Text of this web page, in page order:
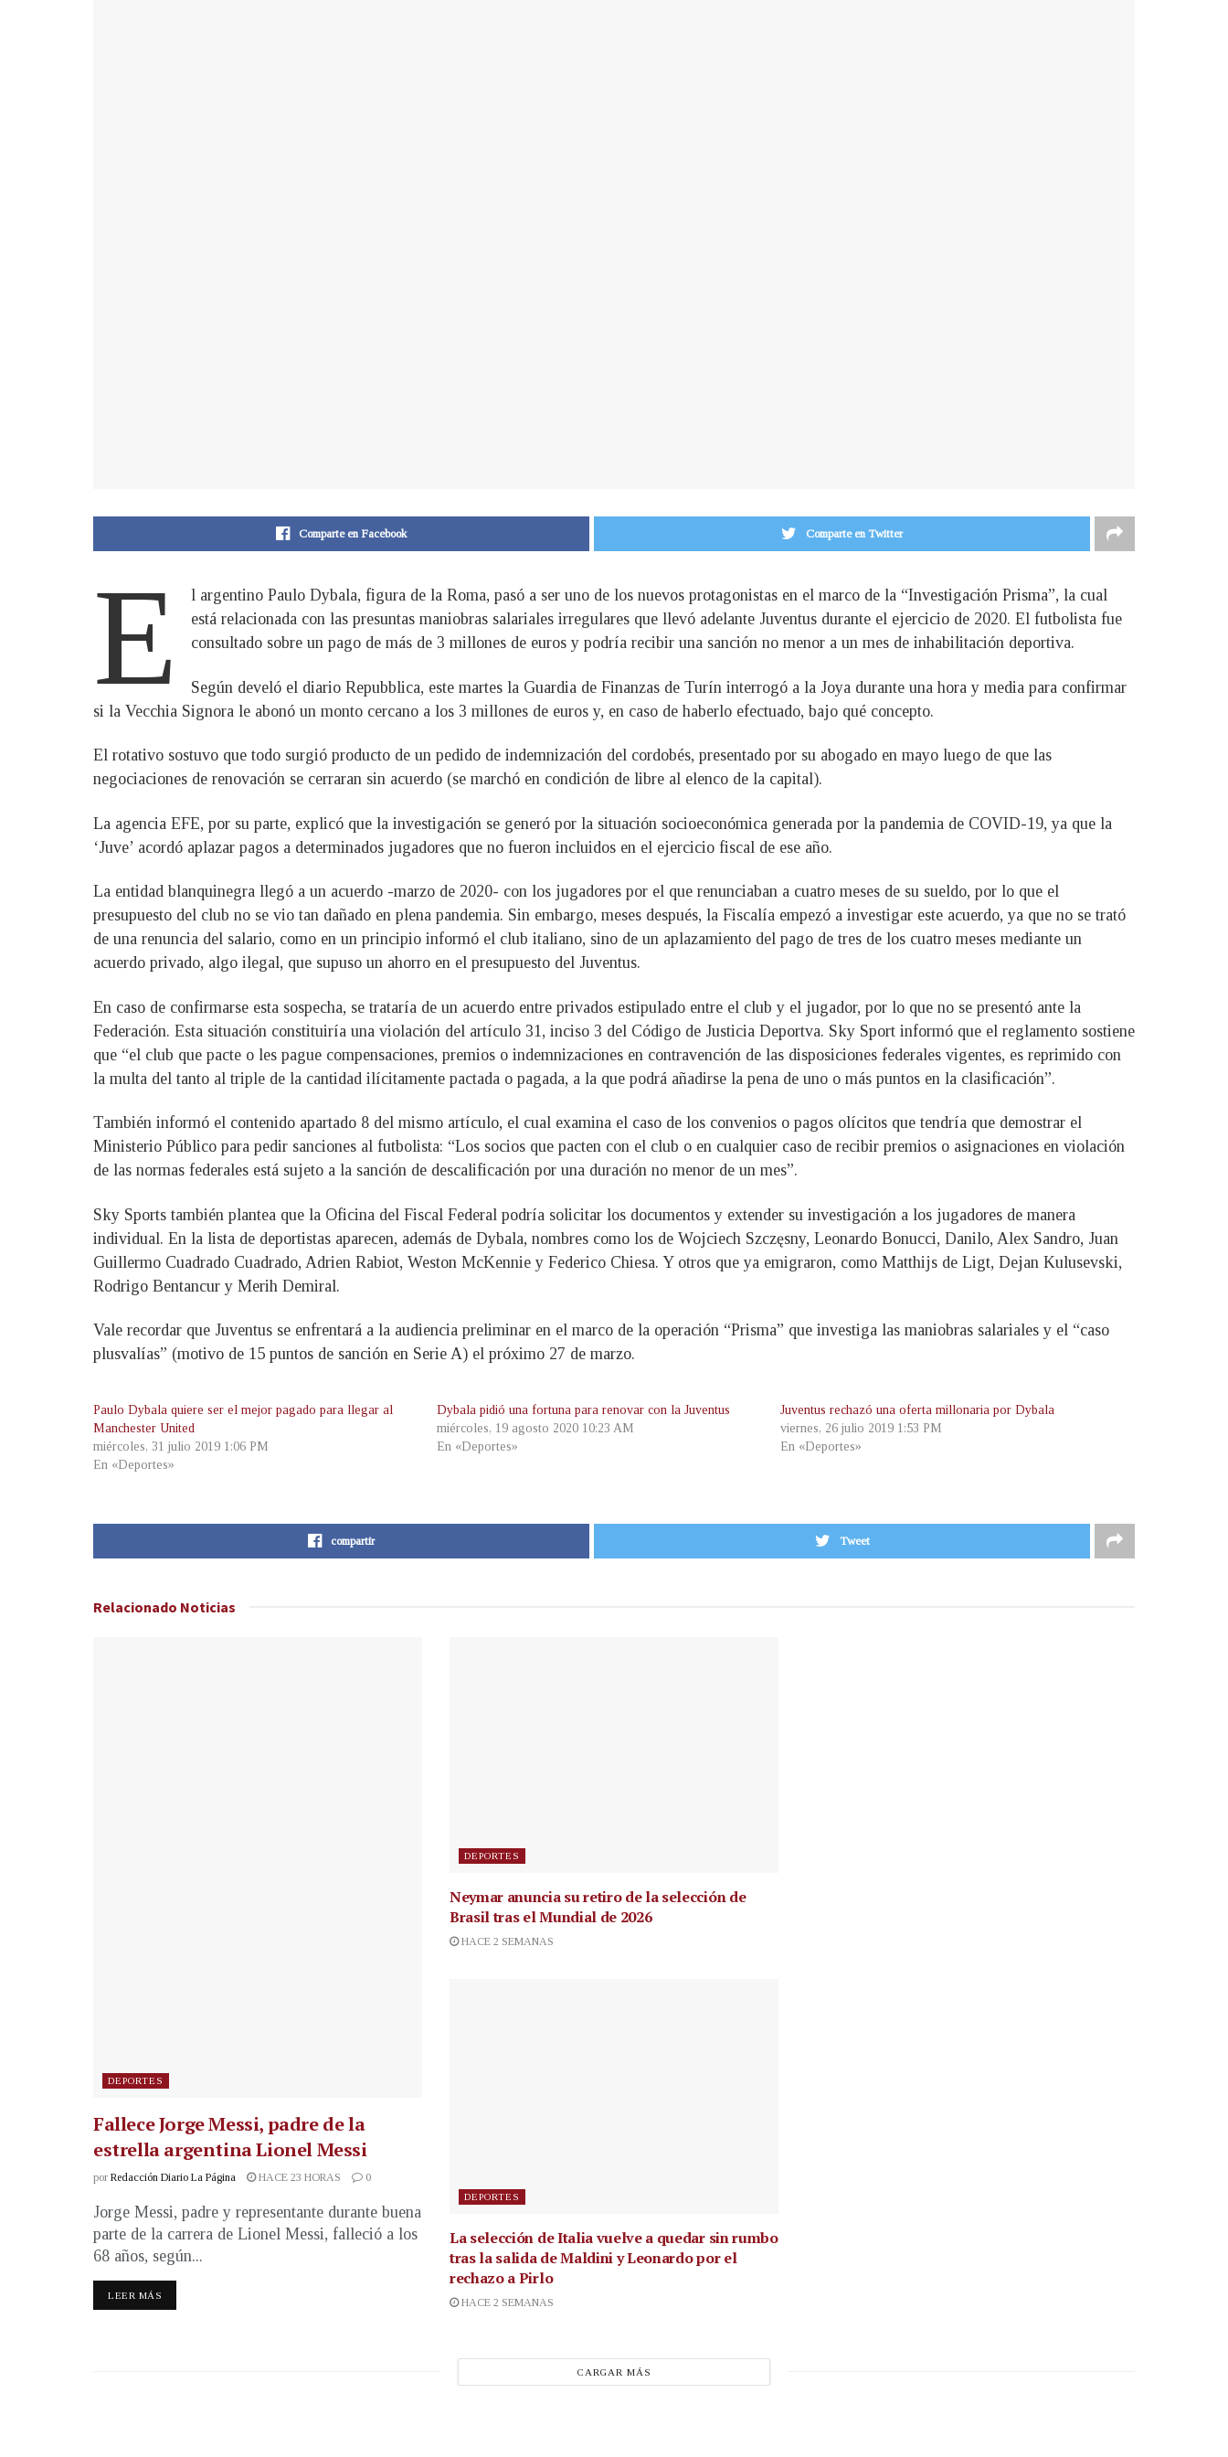
Comparte en Facebook Comparte en Twitter
E
l argentino Paulo Dybala, figura de la Roma, pasó a ser uno de los nuevos protagonistas en el marco de la “Investigación Prisma”, la cual
está relacionada con las presuntas maniobras salariales irregulares que llevó adelante Juventus durante el ejercicio de 2020. El futbolista fue
consultado sobre un pago de más de 3 millones de euros y podría recibir una sanción no menor a un mes de inhabilitación deportiva.
Según develó el diario Repubblica, este martes la Guardia de Finanzas de Turín interrogó a la Joya durante una hora y media para confirmar
si la Vecchia Signora le abonó un monto cercano a los 3 millones de euros y, en caso de haberlo efectuado, bajo qué concepto.
El rotativo sostuvo que todo surgió producto de un pedido de indemnización del cordobés, presentado por su abogado en mayo luego de que las
negociaciones de renovación se cerraran sin acuerdo (se marchó en condición de libre al elenco de la capital).
La agencia EFE, por su parte, explicó que la investigación se generó por la situación socioeconómica generada por la pandemia de COVID-19, ya que la
‘Juve’ acordó aplazar pagos a determinados jugadores que no fueron incluidos en el ejercicio fiscal de ese año.
La entidad blanquinegra llegó a un acuerdo -marzo de 2020- con los jugadores por el que renunciaban a cuatro meses de su sueldo, por lo que el
presupuesto del club no se vio tan dañado en plena pandemia. Sin embargo, meses después, la Fiscalía empezó a investigar este acuerdo, ya que no se trató
de una renuncia del salario, como en un principio informó el club italiano, sino de un aplazamiento del pago de tres de los cuatro meses mediante un
acuerdo privado, algo ilegal, que supuso un ahorro en el presupuesto del Juventus.
En caso de confirmarse esta sospecha, se trataría de un acuerdo entre privados estipulado entre el club y el jugador, por lo que no se presentó ante la
Federación. Esta situación constituiría una violación del artículo 31, inciso 3 del Código de Justicia Deportva. Sky Sport informó que el reglamento sostiene
que “el club que pacte o les pague compensaciones, premios o indemnizaciones en contravención de las disposiciones federales vigentes, es reprimido con
la multa del tanto al triple de la cantidad ilícitamente pactada o pagada, a la que podrá añadirse la pena de uno o más puntos en la clasificación”.
También informó el contenido apartado 8 del mismo artículo, el cual examina el caso de los convenios o pagos olícitos que tendría que demostrar el
Ministerio Público para pedir sanciones al futbolista: “Los socios que pacten con el club o en cualquier caso de recibir premios o asignaciones en violación
de las normas federales está sujeto a la sanción de descalificación por una duración no menor de un mes”.
Sky Sports también plantea que la Oficina del Fiscal Federal podría solicitar los documentos y extender su investigación a los jugadores de manera
individual. En la lista de deportistas aparecen, además de Dybala, nombres como los de Wojciech Szczęsny, Leonardo Bonucci, Danilo, Alex Sandro, Juan
Guillermo Cuadrado Cuadrado, Adrien Rabiot, Weston McKennie y Federico Chiesa. Y otros que ya emigraron, como Matthijs de Ligt, Dejan Kulusevski,
Rodrigo Bentancur y Merih Demiral.
Vale recordar que Juventus se enfrentará a la audiencia preliminar en el marco de la operación “Prisma” que investiga las maniobras salariales y el “caso
plusvalías” (motivo de 15 puntos de sanción en Serie A) el próximo 27 de marzo.
Paulo Dybala quiere ser el mejor pagado para llegar al
Manchester United
miércoles, 31 julio 2019 1:06 PM
En «Deportes»
Dybala pidió una fortuna para renovar con la Juventus
miércoles, 19 agosto 2020 10:23 AM
En «Deportes»
Juventus rechazó una oferta millonaria por Dybala
viernes, 26 julio 2019 1:53 PM
En «Deportes»
compartir Tweet
Relacionado Noticias
DEPORTES
Fallece Jorge Messi, padre de la
estrella argentina Lionel Messi
por Redacción Diario La Página HACE 23 HORAS 0
Jorge Messi, padre y representante durante buena
parte de la carrera de Lionel Messi, falleció a los
68 años, según...
LEER MÁS
DEPORTES
Neymar anuncia su retiro de la selección de
Brasil tras el Mundial de 2026
HACE 2 SEMANAS
DEPORTES
La selección de Italia vuelve a quedar sin rumbo
tras la salida de Maldini y Leonardo por el
rechazo a Pirlo
HACE 2 SEMANAS
CARGAR MÁS